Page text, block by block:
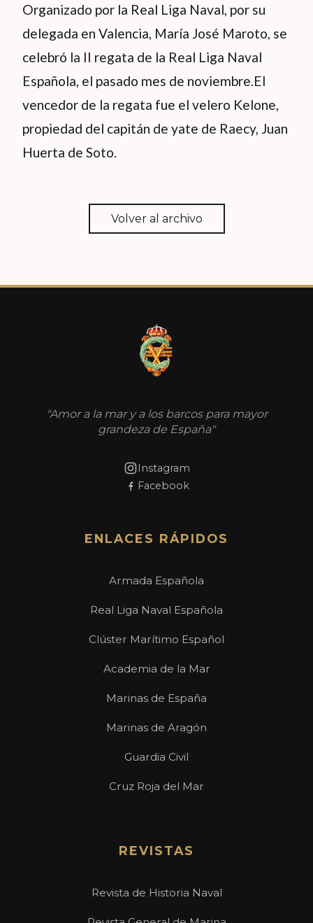
Organizado por la Real Liga Naval, por su
delegada en Valencia, María José Maroto, se
celebró la II regata de la Real Liga Naval
Española, el pasado mes de noviembre.El
vencedor de la regata fue el velero Kelone,
propiedad del capitán de yate de Raecy, Juan
Huerta de Soto.
Volver al archivo
"Amor a la mar y a los barcos para mayor
grandeza de España"
Instagram
Facebook
ENLACES RÁPIDOS
Armada Española
Real Liga Naval Española
Clúster Marítimo Español
Academia de la Mar
Marinas de España
Marinas de Aragón
Guardia Civil
Cruz Roja del Mar
REVISTAS
Revista de Historia Naval